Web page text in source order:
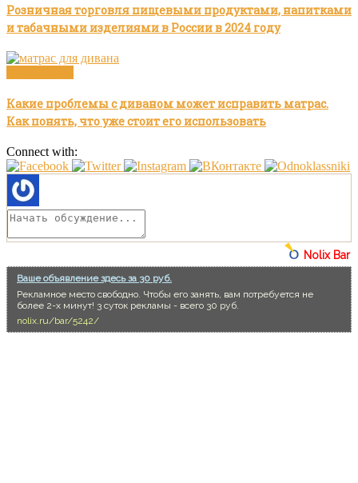
Розничная торговля пищевыми продуктами, напитками
и табачными изделиями в России в 2024 году
Какие проблемы с диваном может исправить матрас.
Как понять, что уже стоит его использовать
Connect with:
Nolix Bar
Ваше объявление здесь за 30 руб.
Рекламное место свободно. Чтобы его занять, вам потребуется не
более 2-х минут! 3 суток рекламы - всего 30 руб.
nolix.ru/bar/5242/